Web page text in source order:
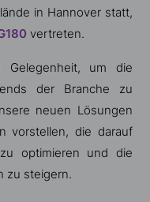
in Hannover statt,
vertreten.
um die
der Branche zu
neuen Lösungen
vorstellen, die darauf
optimieren und die
zu steigern.